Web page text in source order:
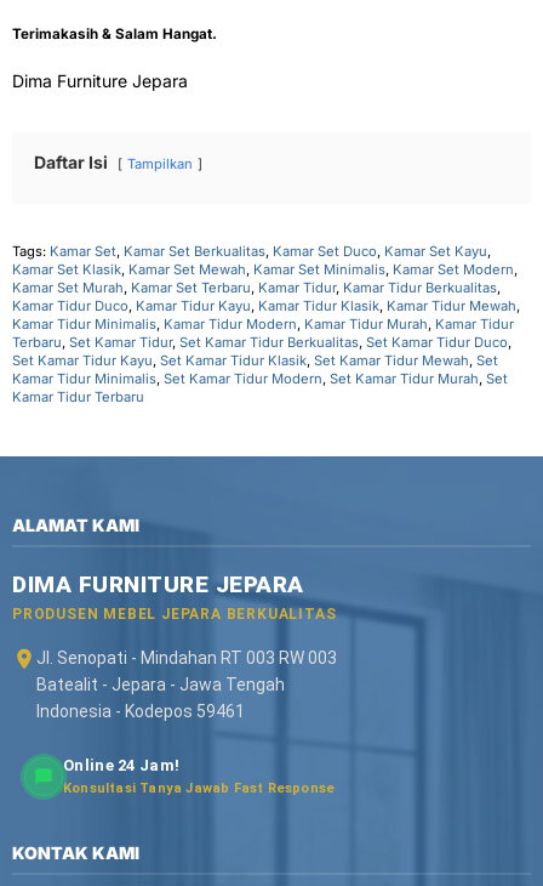
Terimakasih & Salam Hangat.
Dima Furniture Jepara
Daftar Isi Tampilkan
Tags: Kamar Set, Kamar Set Berkualitas, Kamar Set Duco, Kamar Set Kayu,
Kamar Set Klasik, Kamar Set Mewah, Kamar Set Minimalis, Kamar Set Modern,
Kamar Set Murah, Kamar Set Terbaru, Kamar Tidur, Kamar Tidur Berkualitas,
Kamar Tidur Duco, Kamar Tidur Kayu, Kamar Tidur Klasik, Kamar Tidur Mewah,
Kamar Tidur Minimalis, Kamar Tidur Modern, Kamar Tidur Murah, Kamar Tidur
Terbaru, Set Kamar Tidur, Set Kamar Tidur Berkualitas, Set Kamar Tidur Duco,
Set Kamar Tidur Kayu, Set Kamar Tidur Klasik, Set Kamar Tidur Mewah, Set
Kamar Tidur Minimalis, Set Kamar Tidur Modern, Set Kamar Tidur Murah, Set
Kamar Tidur Terbaru
ALAMAT KAMI
DIMA FURNITURE JEPARA
PRODUSEN MEBEL JEPARA BERKUALITAS
Jl. Senopati - Mindahan RT 003 RW 003
Batealit - Jepara - Jawa Tengah
Indonesia - Kodepos 59461
Online 24 Jam!
Konsultasi Tanya Jawab Fast Response
KONTAK KAMI